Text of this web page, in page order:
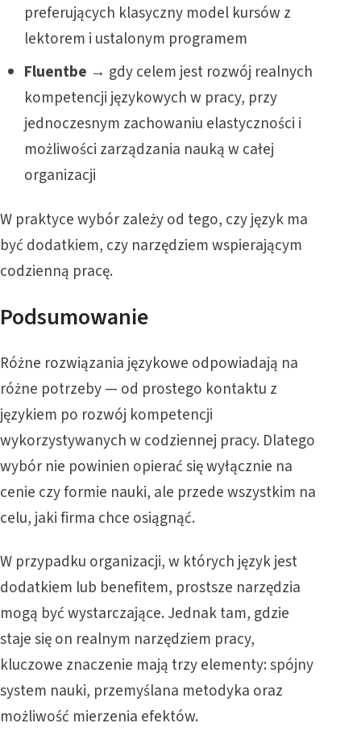
preferujących klasyczny model kursów z
lektorem i ustalonym programem
Fluentbe → gdy celem jest rozwój realnych
kompetencji językowych w pracy, przy
jednoczesnym zachowaniu elastyczności i
możliwości zarządzania nauką w całej
organizacji
W praktyce wybór zależy od tego, czy język ma
być dodatkiem, czy narzędziem wspierającym
codzienną pracę.
Podsumowanie
Różne rozwiązania językowe odpowiadają na
różne potrzeby — od prostego kontaktu z
językiem po rozwój kompetencji
wykorzystywanych w codziennej pracy. Dlatego
wybór nie powinien opierać się wyłącznie na
cenie czy formie nauki, ale przede wszystkim na
celu, jaki firma chce osiągnąć.
W przypadku organizacji, w których język jest
dodatkiem lub benefitem, prostsze narzędzia
mogą być wystarczające. Jednak tam, gdzie
staje się on realnym narzędziem pracy,
kluczowe znaczenie mają trzy elementy: spójny
system nauki, przemyślana metodyka oraz
możliwość mierzenia efektów.